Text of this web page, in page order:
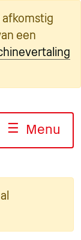
afkomstig
een
☰ Menu